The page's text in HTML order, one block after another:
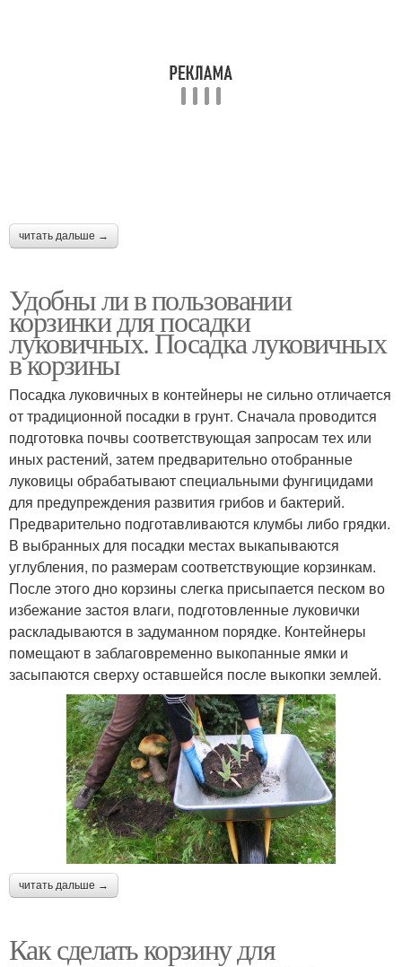
читать дальше →
Удобны ли в пользовании
корзинки для посадки
луковичных. Посадка луковичных
в корзины
Посадка луковичных в контейнеры не сильно отличается
от традиционной посадки в грунт. Сначала проводится
подготовка почвы соответствующая запросам тех или
иных растений, затем предварительно отобранные
луковицы обрабатывают специальными фунгицидами
для предупреждения развития грибов и бактерий.
Предварительно подготавливаются клумбы либо грядки.
В выбранных для посадки местах выкапываются
углубления, по размерам соответствующие корзинкам.
После этого дно корзины слегка присыпается песком во
избежание застоя влаги, подготовленные луковички
раскладываются в задуманном порядке. Контейнеры
помещают в заблаговременно выкопанные ямки и
засыпаются сверху оставшейся после выкопки землей.
читать дальше →
Как сделать корзину для